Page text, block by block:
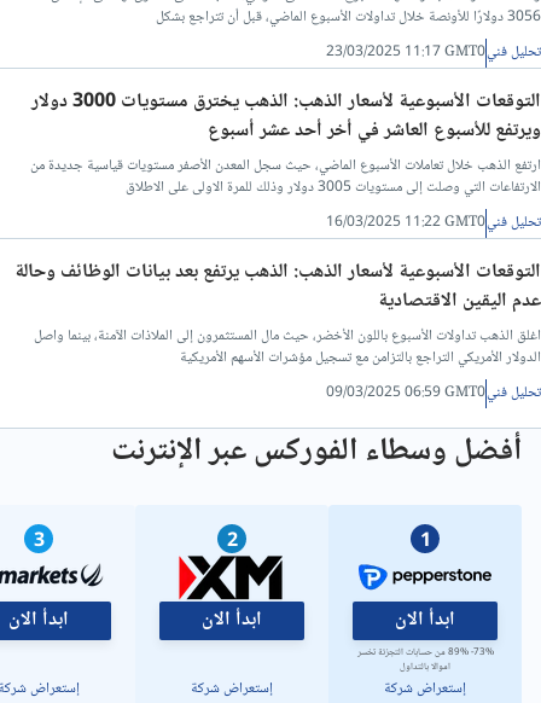
تحليل فني/سعر الدينار الاردني مقابل الجنيه المصرى
تحليل فني/الدولار مقابل الليرة التركية
تحليل فني/الدولار مقابل الريال القطري
تحليل فني/الدينار العراقي مقابل الدولار
تحليل فني/الدرهم الاماراتي مقابل الجنيه المصري
تحليل فني/سعر الدولار مقابل الريال عماني
تحليل فني/سعر الدولار مقابل الشيكل
تحليل فني/سعر الدولار مقابل الدينار ليبي
3056 دولارًا للأونصة خلال تداولات الأسبوع الماضي، قبل أن تتراجع بشكل
تحليل فني23/03/2025 11:17 GMT0
التوقعات الأسبوعية لأسعار الذهب: الذهب يخترق مستويات 3000 دولار
ويرتفع للأسبوع العاشر في أخر أحد عشر أسبوع
ارتفع الذهب خلال تعاملات الأسبوع الماضي، حيث سجل المعدن الأصفر مستويات قياسية جديدة من
الارتفاعات التي وصلت إلى مستويات 3005 دولار وذلك للمرة الاولى على الاطلاق
تحليل فني16/03/2025 11:22 GMT0
التوقعات الأسبوعية لأسعار الذهب: الذهب يرتفع بعد بيانات الوظائف وحالة
عدم اليقين الاقتصادية
اغلق الذهب تداولات الأسبوع باللون الأخضر، حيث مال المستثمرون إلى الملاذات الآمنة، بينما واصل
الدولار الأمريكي التراجع بالتزامن مع تسجيل مؤشرات الأسهم الأمريكية
تحليل فني09/03/2025 06:59 GMT0
أفضل وسطاء الفوركس عبر الإنترنت
1
ابدأ الان
73%- 89% من حسابات التجزئة تخسر
اموالا بالتداول
إستعراض شركة
2
ابدأ الان
إستعراض شركة
3
ابدأ الان
إستعراض